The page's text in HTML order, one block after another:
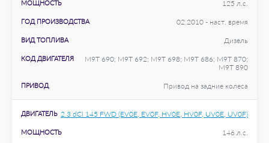
МОЩНОСТЬ 125 л.с.
ГОД ПРОИЗВОДСТВА 02.2010 - наст. время
ВИД ТОПЛИВА Дизель
КОД ДВИГАТЕЛЯ
M9T 690; M9T 692; M9T 698; M9T 686; M9T 870;
M9T 890
ПРИВОД Привод на задние колеса
ДВИГАТЕЛЬ 2.3 dCi 145 FWD (EV0E, EV0F, HV0E, HV0F, UV0E, UV0F)
МОЩНОСТЬ 146 л.с.